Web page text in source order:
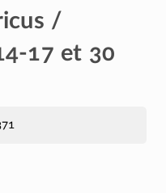
/
17 et 30